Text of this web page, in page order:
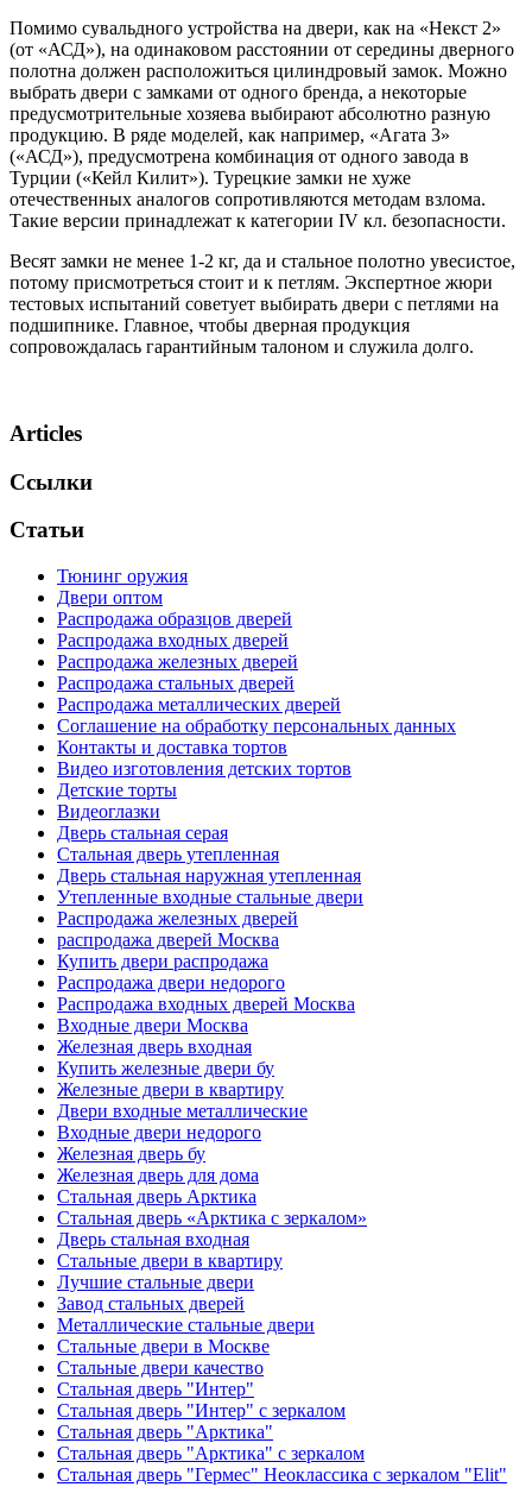
Помимо сувальдного устройства на двери, как на «Некст 2»
(от «АСД»), на одинаковом расстоянии от середины дверного
полотна должен расположиться цилиндровый замок. Можно
выбрать двери с замками от одного бренда, а некоторые
предусмотрительные хозяева выбирают абсолютно разную
продукцию. В ряде моделей, как например, «Агата 3»
(«АСД»), предусмотрена комбинация от одного завода в
Турции («Кейл Килит»). Турецкие замки не хуже
отечественных аналогов сопротивляются методам взлома.
Такие версии принадлежат к категории IV кл. безопасности.
Весят замки не менее 1-2 кг, да и стальное полотно увесистое,
потому присмотреться стоит и к петлям. Экспертное жюри
тестовых испытаний советует выбирать двери с петлями на
подшипнике. Главное, чтобы дверная продукция
сопровождалась гарантийным талоном и служила долго.
Articles
Ссылки
Статьи
Тюнинг оружия
Двери оптом
Распродажа образцов дверей
Распродажа входных дверей
Распродажа железных дверей
Распродажа стальных дверей
Распродажа металлических дверей
Соглашение на обработку персональных данных
Контакты и доставка тортов
Видео изготовления детских тортов
Детские торты
Видеоглазки
Дверь стальная серая
Стальная дверь утепленная
Дверь стальная наружная утепленная
Утепленные входные стальные двери
Распродажа железных дверей
распродажа дверей Москва
Купить двери распродажа
Распродажа двери недорого
Распродажа входных дверей Москва
Входные двери Москва
Железная дверь входная
Купить железные двери бу
Железные двери в квартиру
Двери входные металлические
Входные двери недорого
Железная дверь бу
Железная дверь для дома
Стальная дверь Арктика
Стальная дверь «Арктика с зеркалом»
Дверь стальная входная
Стальные двери в квартиру
Лучшие стальные двери
Завод стальных дверей
Металлические стальные двери
Стальные двери в Москве
Стальные двери качество
Стальная дверь "Интер"
Стальная дверь "Интер" с зеркалом
Стальная дверь "Арктика"
Стальная дверь "Арктика" с зеркалом
Стальная дверь "Гермес" Неоклассика с зеркалом "Elit"